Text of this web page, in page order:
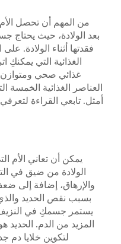
من المهم أن تحصل
بعد الولادة، حيث يحتاج
فقدتها أثناء الولادة.
الغذائية التي
غذائي صحي
العناصر الغذائية
أمثل. تابعي القراءة
يمكن أن تعاني الأم
الولادة من ضيق في
والإرهاق، إضافة إلى
بسبب نقص الحديد
يستمر جسمكِ في النزيف
المزيد من الدم.
لتكوين خلايا دم